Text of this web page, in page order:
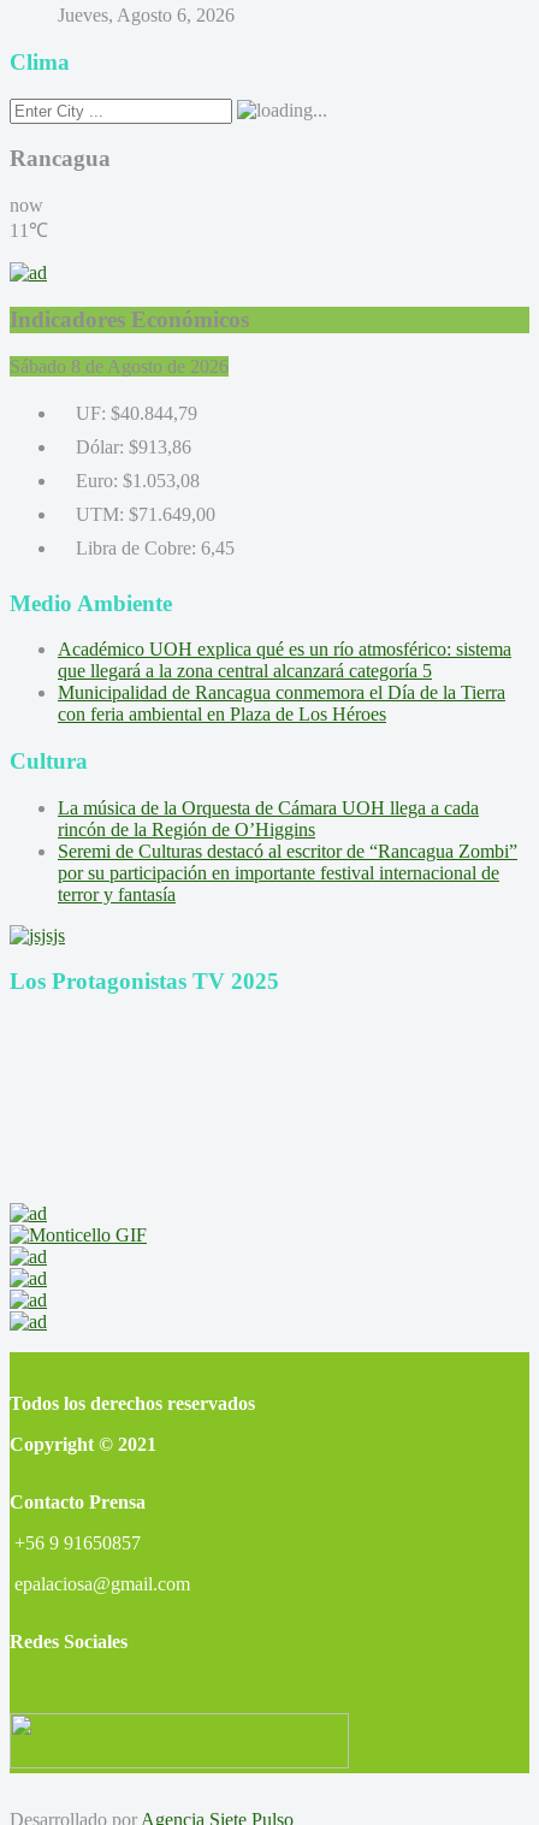
Jueves, Agosto 6, 2026
Clima
Rancagua
now
11℃
Indicadores Económicos
Sábado 8 de Agosto de 2026
UF: $40.844,79
Dólar: $913,86
Euro: $1.053,08
UTM: $71.649,00
Libra de Cobre: 6,45
Medio Ambiente
Académico UOH explica qué es un río atmosférico: sistema
que llegará a la zona central alcanzará categoría 5
Municipalidad de Rancagua conmemora el Día de la Tierra
con feria ambiental en Plaza de Los Héroes
Cultura
La música de la Orquesta de Cámara UOH llega a cada
rincón de la Región de O’Higgins
Seremi de Culturas destacó al escritor de “Rancagua Zombi”
por su participación en importante festival internacional de
terror y fantasía
Los Protagonistas TV 2025
Todos los derechos reservados
Copyright © 2021
Contacto Prensa
+56 9 91650857
epalaciosa@gmail.com
Redes Sociales
Desarrollado por Agencia Siete Pulso